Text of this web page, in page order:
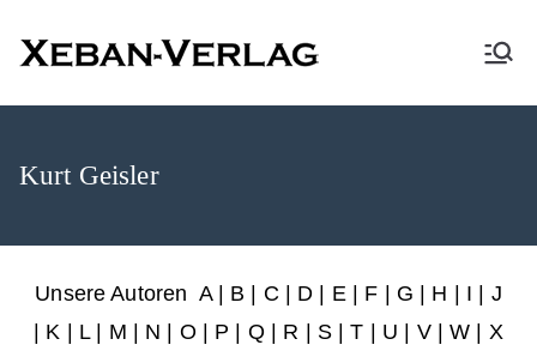
XEBAN-Verlag
Kurt Geisler
Unsere Autoren A| B C D E| F G H I
J
K L| M N O P Q| R S |T U V|W
X